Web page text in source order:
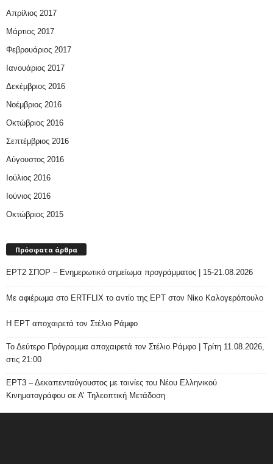
Απρίλιος 2017
Μάρτιος 2017
Φεβρουάριος 2017
Ιανουάριος 2017
Δεκέμβριος 2016
Νοέμβριος 2016
Οκτώβριος 2016
Σεπτέμβριος 2016
Αύγουστος 2016
Ιούλιος 2016
Ιούνιος 2016
Οκτώβριος 2015
Πρόσφατα άρθρα
ΕΡΤ2 ΣΠΟΡ – Ενημερωτικό σημείωμα προγράμματος | 15-21.08.2026
Με αφιέρωμα στο ERTFLIX το αντίο της ΕΡΤ στον Νίκο Καλογερόπουλο
Η ΕΡΤ αποχαιρετά τον Στέλιο Ράμφο
Το Δεύτερο Πρόγραμμα αποχαιρετά τον Στέλιο Ράμφο | Τρίτη 11.08.2026,
στις 21:00
ΕΡΤ3 – Δεκαπενταύγουστος με ταινίες του Νέου Ελληνικού
Κινηματογράφου σε Α’ Τηλεοπτική Μετάδοση